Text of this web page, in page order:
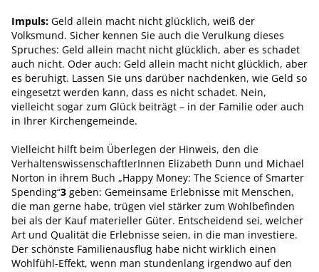
Impuls: Geld allein macht nicht glücklich, weiß der
Volksmund. Sicher kennen Sie auch die Verulkung dieses
Spruches: Geld allein macht nicht glücklich, aber es schadet
auch nicht. Oder auch: Geld allein macht nicht glücklich, aber
es beruhigt. Lassen Sie uns darüber nachdenken, wie Geld so
eingesetzt werden kann, dass es nicht schadet. Nein,
vielleicht sogar zum Glück beiträgt – in der Familie oder auch
in Ihrer Kirchengemeinde.
Vielleicht hilft beim Überlegen der Hinweis, den die
VerhaltenswissenschaftlerInnen Elizabeth Dunn und Michael
Norton in ihrem Buch „Happy Money: The Science of Smarter
Spending“3 geben: Gemeinsame Erlebnisse mit Menschen,
die man gerne habe, trügen viel stärker zum Wohlbefinden
bei als der Kauf materieller Güter. Entscheidend sei, welcher
Art und Qualität die Erlebnisse seien, in die man investiere.
Der schönste Familienausflug habe nicht wirklich einen
Wohlfühl-Effekt, wenn man stundenlang irgendwo auf den